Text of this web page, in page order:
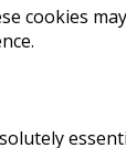
cookies